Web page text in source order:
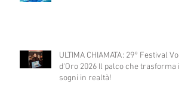
ULTIMA CHIAMATA: 29° Festival Voci
d'Oro 2026 Il palco che trasforma i
sogni in realtà!